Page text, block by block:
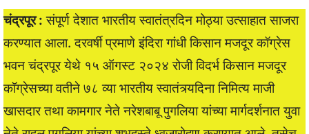
चंद्रपूर : संपूर्ण देशात भारतीय स्वातंत्रदिन मोठ्या उत्साहात साजरा
करण्यात आला. दरवर्षी प्रमाणे इंदिरा गांधी किसान मजदूर कॉग्रेस
भवन चंद्रपूर येथे १५ ऑगस्ट २०२४ रोजी विदर्भ किसान मजदूर
कॉग्रेसच्या वतीने ७८ व्या भारतीय स्वातंत्र्यदिना निमित्य माजी
खासदार तथा कामगार नेते नरेशबाबू पुगलिया यांच्या मार्गदर्शनात युवा